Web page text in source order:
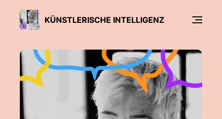
KÜNSTLERISCHE INTELLIGENZ